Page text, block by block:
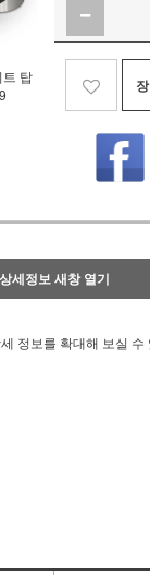
탑
상세정보 새창 열기
정보를 확대해 보실 수